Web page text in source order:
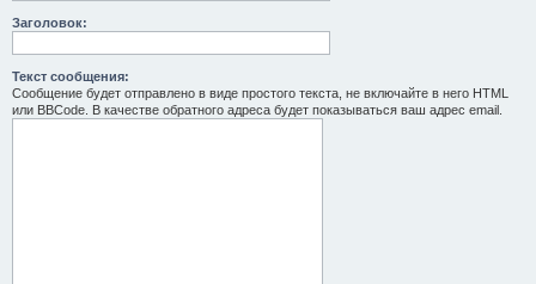
Заголовок:
Текст сообщения:
Сообщение будет отправлено в виде простого текста, не включайте в него HTML
или BBCode. В качестве обратного адреса будет показываться ваш адрес email.